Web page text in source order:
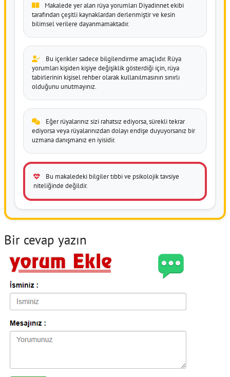
Makalede yer alan rüya yorumları Diyadinnet ekibi
tarafından çeşitli kaynaklardan derlenmiştir ve kesin
bilimsel verilere dayanmamaktadır.
Bu içerikler sadece bilgilendirme amaçlıdır. Rüya
yorumları kişiden kişiye değişiklik gösterdiği için, rüya
tabirlerinin kişisel rehber olarak kullanılmasının sınırlı
olduğunu unutmayınız.
Eğer rüyalarınız sizi rahatsız ediyorsa, sürekli tekrar
ediyorsa veya rüyalarınızdan dolayı endişe duyuyorsanız bir
uzmana danışmanız en iyisidir.
Bu makaledeki bilgiler tıbbi ve psikolojik tavsiye
niteliğinde değildir.
Bir cevap yazın